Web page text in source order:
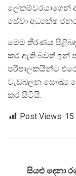
ලේකම්වරයාගෙන්
සේවා අධ්‍යක්ෂ
මෙම තීරණය
කර ඇති බවත් ඉන්
පරිපාලකයින්ට
වැඩබලන සෞඛ්‍ය
කර සිටියි.
Post Views: 15
සියළු දෙනා